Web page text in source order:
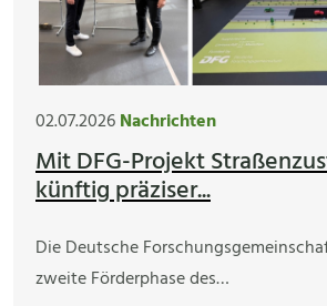
02.07.2026Nachrichten
Mit DFG-Projekt
künftig präziser...
Die Deutsche
zweite Förderphase des…